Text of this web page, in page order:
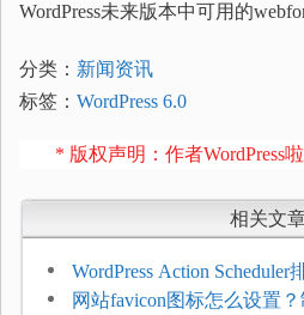
WordPress未来版本中可用的
分类： 新闻资讯
标签： WordPress 6.0
* 版权声明：作者WordPress
相关文
WordPress Action
压和订单延迟
网站favicon图标怎么设置